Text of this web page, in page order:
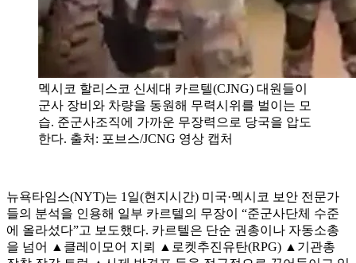
멕시코 할리스코 신세대 카르텔(CJNG) 대원들이
군사 장비와 차량을 동원해 무력시위를 벌이는 모
습. 준군사조직에 가까운 무장력으로 당국을 압도
한다. 출처: 포브스/JCNG 영상 캡처
뉴욕타임스(NYT)는 1일(현지시간) 미국·멕시코 보안 전문가
들의 분석을 인용해 일부 카르텔의 무장이 “준군사단체 수준
에 올라섰다”고 보도했다. 카르텔은 단순 권총이나 자동소총
을 넘어 ▲클레이모어 지뢰 ▲로켓추진유탄(RPG) ▲기관총